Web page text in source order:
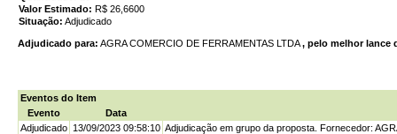
Valor Estimado: R$ 26,6600
Situação: Adjudicado
Adjudicado para: AGRA COMERCIO DE FERRAMENTAS LTDA, pelo melhor lance
Eventos do Item
Evento
Data
Adjudicado 13/09/2023 09:58:10 Adjudicação em grupo da proposta. Fornecedor: